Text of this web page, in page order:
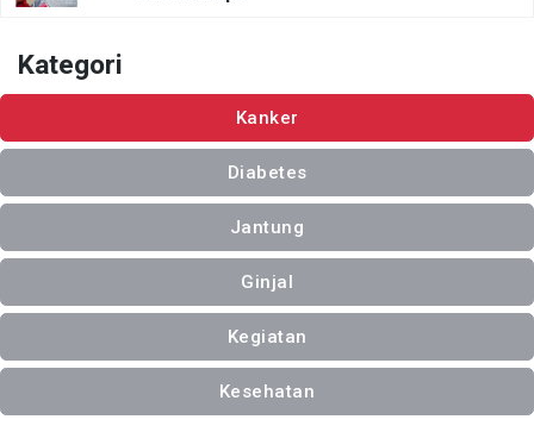
Kategori
Kanker
Diabetes
Jantung
Ginjal
Kegiatan
Kesehatan